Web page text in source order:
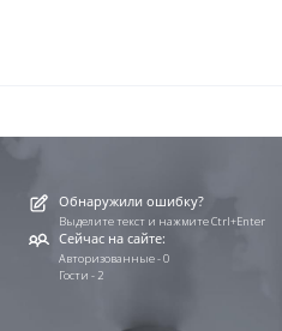
Обнаружили ошибку?
Выделите текст и нажмите Ctrl+Enter
Сейчас на сайте:
Авторизованные - 0
Гости - 2